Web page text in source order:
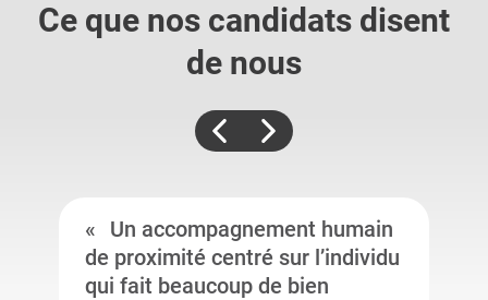
Ce que nos candidats disent
de nous
Un accompagnement humain
de proximité centré sur l’individu
qui fait beaucoup de bien